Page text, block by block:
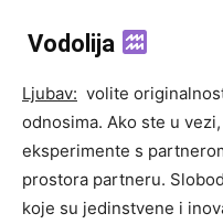
Vodolija
Ljubav: volite
odnosima. Ako ste u
eksperimente s
prostora partneru.
koje su jedinstvene i